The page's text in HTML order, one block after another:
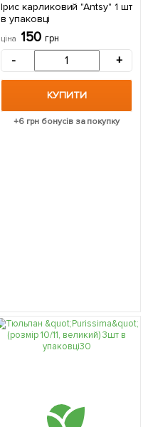
Ірис карликовий "Antsy" 1 шт
в упаковці
ціна 150 грн
- +
КУПИТИ
+6грн бонусів за покупку